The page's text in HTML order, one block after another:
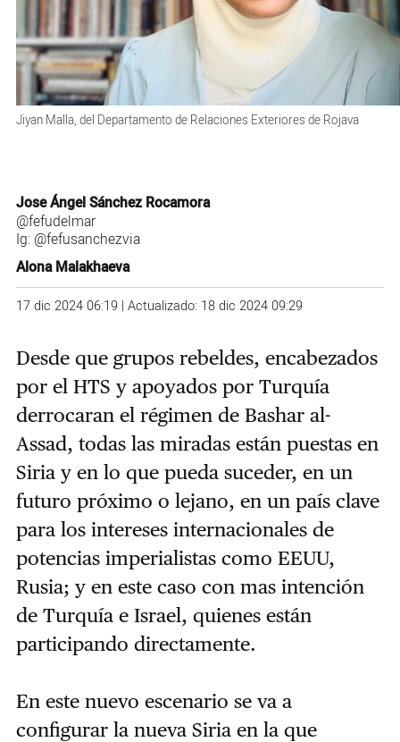
Jiyan Malla, del Departamento de Relaciones Exteriores de Rojava
Jose Ángel Sánchez Rocamora
@fefudelmar
Ig: @fefusanchezvia
Alona Malakhaeva
17 dic 2024 06:19 | Actualizado: 18 dic 2024 09:29
Desde que grupos rebeldes, encabezados
por el HTS y apoyados por Turquía
derrocaran el régimen de Bashar al-
Assad, todas las miradas están puestas en
Siria y en lo que pueda suceder, en un
futuro próximo o lejano, en un país clave
para los intereses internacionales de
potencias imperialistas como EEUU,
Rusia; y en este caso con mas intención
de Turquía e Israel, quienes están
participando directamente.
En este nuevo escenario se va a
configurar la nueva Siria en la que